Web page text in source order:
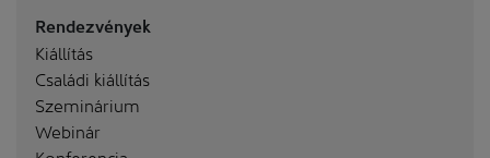
Rendezvények
Kiállítás
Családi kiállítás
Szeminárium
Webinár